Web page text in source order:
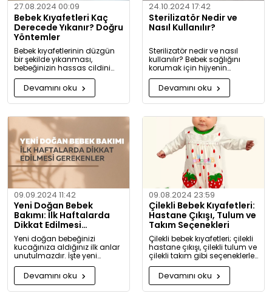
27.08.2024 00:09
Bebek Kıyafetleri Kaç
Derecede Yıkanır? Doğru
Yöntemler
Bebek kıyafetlerinin düzgün
bir şekilde yıkanması,
bebeğinizin hassas cildini
korumak için oldukça
önemlidir. Bu rehberde, bebek
giysilerinizi nasıl ve hangi
koşullarda yıkamanız
bilgiler bulacaksınız.
Devamını oku
24.10.2024 17:42
Sterilizatör Nedir ve
Nasıl Kullanılır?
Sterilizatör nedir ve nasıl
kullanılır? Bebek sağlığını
korumak için hijyenin
önemini keşfedin. Buharlı ve
UV sterilizatörlerle mikroplara
karşı tam koruma!
Devamını oku
09.09.2024 11:42
Yeni Doğan Bebek
Bakımı: İlk Haftalarda
Dikkat Edilmesi
Gerekenler
Yeni doğan bebeğinizi
kucağınıza aldığınız ilk anlar
unutulmazdır. İşte yeni
doğan bebek bakımında
dikkat etmeniz gerekenler:
Devamını oku
09.08.2024 23:59
Çilekli Bebek Kıyafetleri:
Hastane Çıkışı, Tulum ve
Takım Seçenekleri
Çilekli bebek kıyafetleri; çilekli
hastane çıkışı, çilekli tulum ve
çilekli takım gibi seçeneklerle
bebeğinize tatlılık katıyor. Kız
ve erkek bebekler için özel
tasarlanmış, organik
pamuktan üretilmiş şık ve
Devamını oku